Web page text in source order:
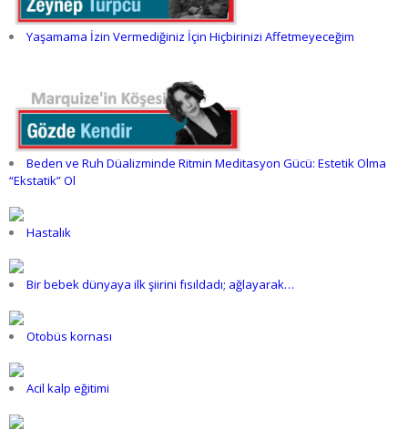
Yaşamama İzin Vermediğiniz İçin Hiçbirinizi Affetmeyeceğim
Beden ve Ruh Düalizminde Ritmin Meditasyon Gücü: Estetik Olma
“Ekstatik” Ol
Hastalık
Bir bebek dünyaya ilk şiirini fısıldadı; ağlayarak…
Otobüs kornası
Acil kalp eğitimi